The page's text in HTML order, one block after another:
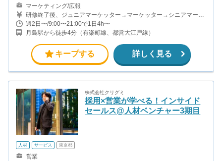
マーケティング/広報
研修終了後、ジュニアマーケッター→マーケッター→シニアマーケ
ッター→副主任→主任→マネージャーと昇格していきます。 ・ジュ
ニアマーケッター＆マーケッター＆シニアマーケッター SNSアカウ
ントへの投稿1件につき1,000円〜4,000円 成果報酬1件につき2,500
よるインセンティブ ※週20時間以上の稼働目安 ・マネージャー 固
定報酬15〜20万円/月 +成果購入・再生数達成によるインセンティ
ブ ※週20時間以上の稼働目安 学生インターンの平均報酬は月8万円
前後（時給換算2,000円以上）です。
週2日〜/9:00〜21:00で1日4h〜
月島駅から徒歩4分（有楽町線、都営大江戸線）
キープする 詳しく見る
株式会社クリグミ
採用×営業が学べる！インサイド
セールス@人材ベンチャー3期目
人材 サービス 東京都
営業